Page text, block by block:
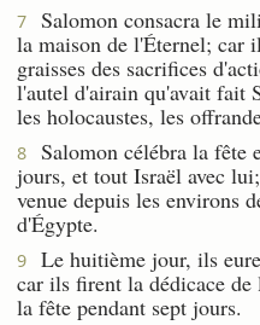
7
Salomon consacra le
la maison de l'Éternel; car
graisses des sacrifices
l'autel d'airain qu'avait fait
les holocaustes, les
8
Salomon célébra la fête
jours, et tout Israël avec
venue depuis les environs
d'Égypte.
9
Le huitième jour, ils
car ils firent la dédicace
la fête pendant sept jours.